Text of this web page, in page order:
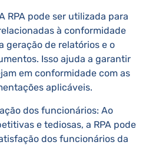
RPA pode ser utilizada para
à conformidade
geração de relatórios e o
Isso ajuda a garantir
em conformidade com as
aplicáveis.
dos funcionários: Ao
e tediosas, a RPA pode
dos funcionários da